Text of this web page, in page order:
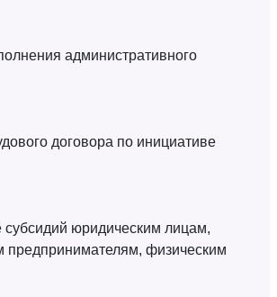
административного
договора по инициативе
субсидий юридическим лицам,
предпринимателям, физическим